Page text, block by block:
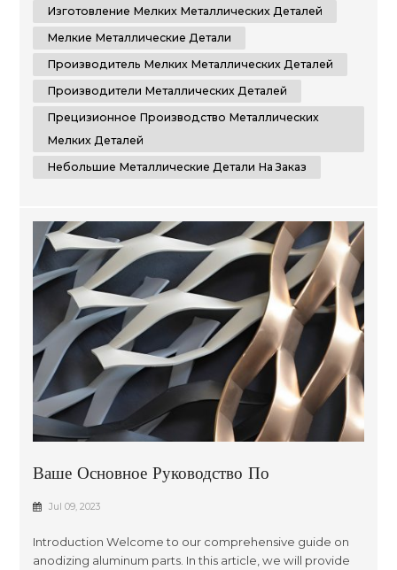
металлические детали, отвечающие вашим
конкретным требованиям. Comely CNC
листового металла. Мы...
Изготовление Мелких Металлических Деталей
Мелкие Металлические Детали
Производитель Мелких Металлических Деталей
Производители Металлических Деталей
Прецизионное Производство Металлических
Мелких Деталей
Небольшие Металлические Детали На Заказ
Ваше Основное Руководство По
Анодированию Алюминиевых Деталей
Jul 09, 2023
Introduction Welcome to our comprehensive guide on
anodizing aluminum parts. In this article, we will provide